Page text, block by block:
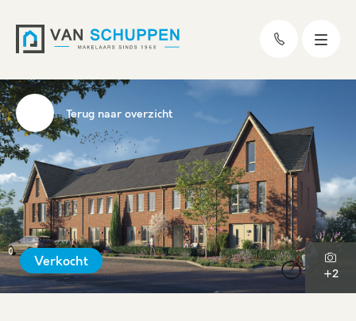
Verkocht
+2
Terug naar overzicht